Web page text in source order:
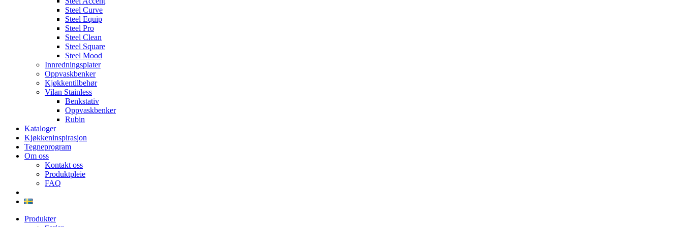
Steel Curve
Steel Equip
Steel Pro
Steel Clean
Steel Square
Steel Mood
Innredningsplater
Oppvaskbenker
Kjøkkentilbehør
Vilan Stainless
Benkstativ
Oppvaskbenker
Rubin
Kataloger
Kjøkkeninspirasjon
Tegneprogram
Om oss
Kontakt oss
Produktpleie
FAQ
Produkter